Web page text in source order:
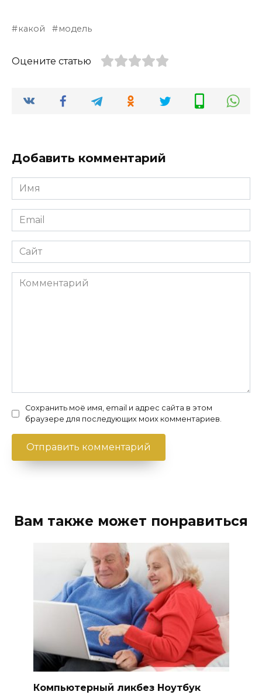
какой модель
Оцените статью
Добавить комментарий
Имя
*
Email
*
Сайт
Комментарий
Сохранить моё имя, email и адрес сайта в этом
браузере для последующих моих комментариев.
Вам также может понравиться
Компьютерный ликбез Ноутбук